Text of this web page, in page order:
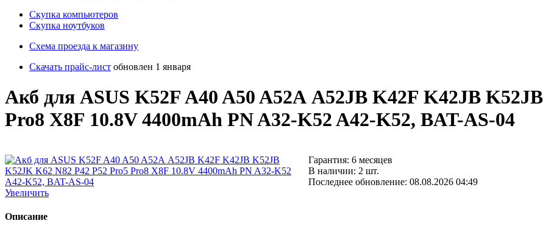
Скупка компьютеров
Cкупка ноутбуков
Схема проезда к магазину
Скачать прайс-лист обновлен 1 января
Акб для ASUS K52F A40 A50 A52А A52JB K42F K42JB
Pro8 X8F 10.8V 4400mAh PN A32-K52 A42-K52, BAT-AS-04
Увеличить
Гарантия: 6 месяцев
В наличии: 2 шт.
Последнее обновление: 08.08.2026 04:49
Описание